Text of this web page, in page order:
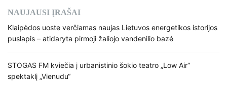
NAUJAUSI ĮRAŠAI
Klaipėdos uoste verčiamas naujas Lietuvos energetikos istorijos
puslapis – atidaryta pirmoji žaliojo vandenilio bazė
STOGAS FM kviečia į urbanistinio šokio teatro „Low Air“
spektaklį „Vienudu“